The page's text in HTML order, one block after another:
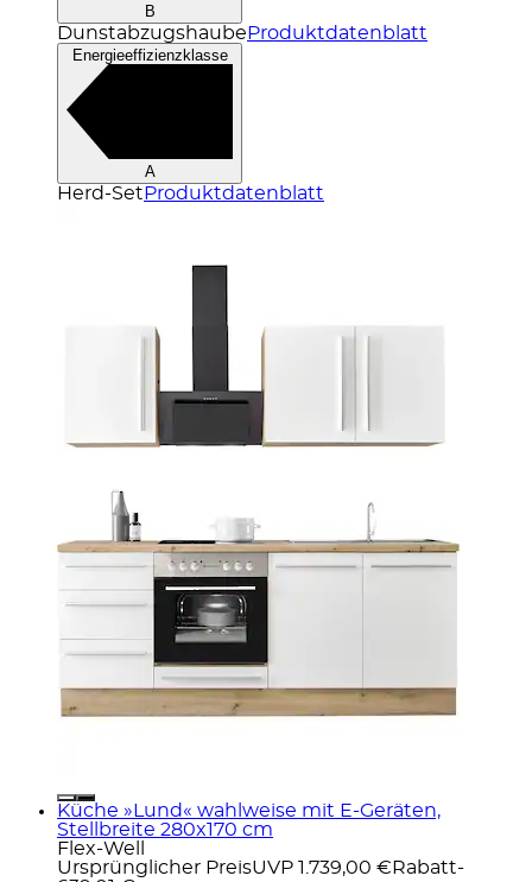
B
Dunstabzugshaube Produktdatenblatt
Energieeffizienzklasse
A
Herd-Set Produktdatenblatt
Küche »Lund« wahlweise mit E-Geräten,
Stellbreite 280x170 cm
Flex-Well
Ursprünglicher PreisUVP 1.739,00 € Rabatt-